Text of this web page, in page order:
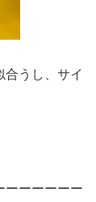
合うし、サイ
ーーーーーー